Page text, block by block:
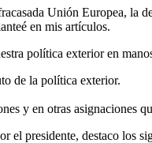
Unión Europea, la
en mis artículos.
política exterior en
de la política exterior.
y en otras asignaciones
el presidente, destaco los